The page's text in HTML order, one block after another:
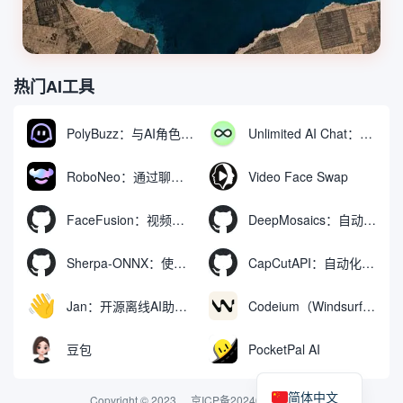
热门AI工具
PolyBuzz：与AI角色互动的免费聊天与角色扮演平台 Unlimited AI Chat：免费无限制的AI聊天工具
RoboNeo：通过聊天生成和编辑视频与图像的AI工具 Video Face Swap
FaceFusion：视频换脸增强工具|语音同步视频嘴型动作 DeepMosaics：自动去除图像和视频中的马赛克，或向其添加马赛克
Sherpa-ONNX：使用ONNXRuntime实现离线语音识别和合成 CapCutAPI：自动化控制CapCut视频剪辑的开源工具
Jan：开源离线AI助手，ChatGPT 替代品，运行本地AI模型或连接云端AI Codeium（Windsurf Editor）：免费的AI代码补全与聊天工具，Windsurf以对话方式编写完整项目代码
豆包 PocketPal AI
Copyright © 2023 京ICP备2024074324号-2简体中文